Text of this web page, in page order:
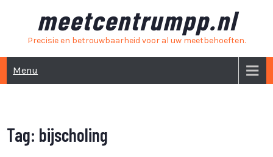
meetcentrumpp.nl
Precisie en betrouwbaarheid voor al uw meetbehoeften.
Menu
Tag: bijscholing